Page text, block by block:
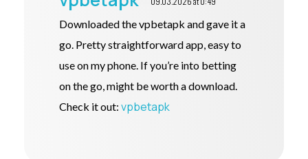
Downloaded the vpbetapk and gave it a
go. Pretty straightforward app, easy to
use on my phone. If you’re into betting
on the go, might be worth a download.
Check it out: vpbetapk